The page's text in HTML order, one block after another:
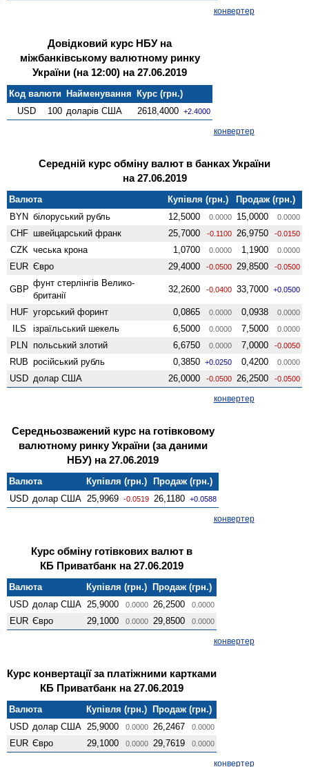
конвертер
Довідковий курс НБУ на
міжбанківському валютному ринку
України (на 12:00) на 27.06.2019
Код валюти Найменування Курс (грн.)
USD
100 доларів США 2618,4000 +2.4000
конвертер
Середній курс обміну валют в банках України
на 27.06.2019
Валюта Купівля (грн.)
Продаж (грн.)
BYN білоруський рубль 12,5000 0.0000 15,0000 0.0000
CHF швейцарський франк 25,7000 -0.1100 26,9750 -0.0150
CZK чеська крона 1,0700 0.0000 1,1900 0.0000
EUR Євро 29,4000 -0.0500 29,8500 -0.0500
GBP
фунт стерлінгів Велико­
британії
32,2600 -0.0400 33,7000 +0.0500
HUF угорський форинт 0,0865 0.0000 0,0938 0.0000
ILS ізраїльський шекель 6,5000 0.0000 7,5000 0.0000
PLN польський злотий 6,6750 0.0000 7,0000 -0.0050
RUB російський рубль 0,3850 +0.0250 0,4200 0.0000
USD долар США 26,0000 -0.0500 26,2500 -0.0500
конвертер
Середньозважений курс на готівковому
валютному ринку України (за даними
НБУ) на 27.06.2019
Валюта Купівля (грн.)
Продаж (грн.)
USD долар США 25,9969 -0.0519 26,1180 +0.0588
конвертер
Курс обміну готівкових валют в
КБ Приватбанк на 27.06.2019
Валюта Купівля (грн.) Продаж (грн.)
USD долар США 25,9000 0.0000 26,2500 0.0000
EUR Євро 29,1000 0.0000 29,8500 0.0000
конвертер
Курс конвертації за платіжними картками
КБ Приватбанк на 27.06.2019
Валюта Купівля (грн.) Продаж (грн.)
USD долар США 25,9000 0.0000 26,2467 0.0000
EUR Євро 29,1000 0.0000 29,7619 0.0000
конвертер